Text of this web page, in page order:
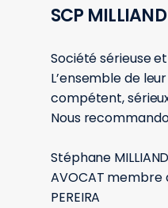
SCP
Société sérieuse
L’ensemble de
compétent,
Nous
Stéphane MILLIAND
AVOCAT membre
PEREIRA